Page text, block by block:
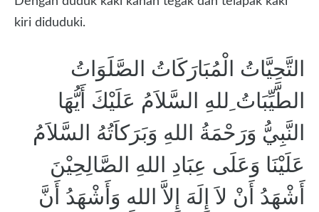
kiri diduduki.
التَّحِيَّاتُ الْمُبَارَكَاتُ الصَّلَوَاتُ
الطَّيِّبَاتُ ِللهِ السَّلاَمُ عَلَيْكَ أَيُّهَا
النَّبِيُّ وَرَحْمَةُ اللهِ وَبَرَكاَتُهُ السَّلاَمُ
عَلَيْنَا وَعَلَى عِبَادِ اللهِ الصَّالِحِيْنَ
أَشْهَدُ أَنْ لاَ إِلَهَ إِلاَّ الله وَأَشْهَدُ أَنَّ